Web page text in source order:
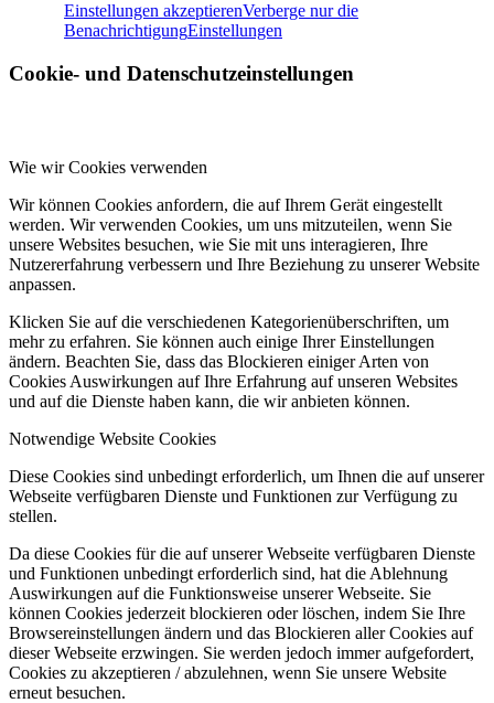
Einstellungen akzeptierenVerberge nur die
BenachrichtigungEinstellungen
Cookie- und Datenschutzeinstellungen
Wie wir Cookies verwenden
Wir können Cookies anfordern, die auf Ihrem Gerät eingestellt
werden. Wir verwenden Cookies, um uns mitzuteilen, wenn Sie
unsere Websites besuchen, wie Sie mit uns interagieren, Ihre
Nutzererfahrung verbessern und Ihre Beziehung zu unserer Website
anpassen.
Klicken Sie auf die verschiedenen Kategorienüberschriften, um
mehr zu erfahren. Sie können auch einige Ihrer Einstellungen
ändern. Beachten Sie, dass das Blockieren einiger Arten von
Cookies Auswirkungen auf Ihre Erfahrung auf unseren Websites
und auf die Dienste haben kann, die wir anbieten können.
Notwendige Website Cookies
Diese Cookies sind unbedingt erforderlich, um Ihnen die auf unserer
Webseite verfügbaren Dienste und Funktionen zur Verfügung zu
stellen.
Da diese Cookies für die auf unserer Webseite verfügbaren Dienste
und Funktionen unbedingt erforderlich sind, hat die Ablehnung
Auswirkungen auf die Funktionsweise unserer Webseite. Sie
können Cookies jederzeit blockieren oder löschen, indem Sie Ihre
Browsereinstellungen ändern und das Blockieren aller Cookies auf
dieser Webseite erzwingen. Sie werden jedoch immer aufgefordert,
Cookies zu akzeptieren / abzulehnen, wenn Sie unsere Website
erneut besuchen.